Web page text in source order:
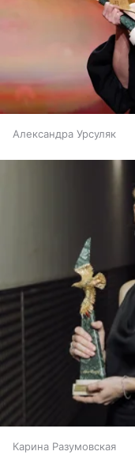
Александра Урсуляк
Карина Разумовская